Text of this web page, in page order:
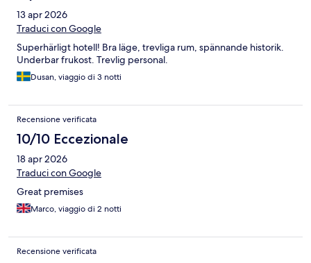
13 apr 2026
Traduci con Google
Superhärligt hotell! Bra läge, trevliga rum, spännande historik.
Underbar frukost. Trevlig personal.
Dusan, viaggio di 3 notti
Recensione verificata
10/10 Eccezionale
18 apr 2026
Traduci con Google
Great premises
Marco, viaggio di 2 notti
Recensione verificata